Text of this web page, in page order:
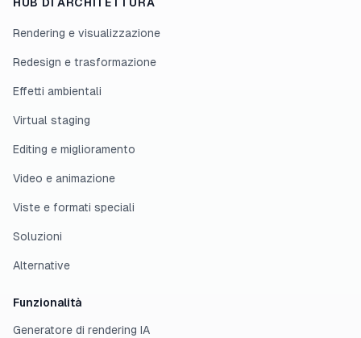
Rendering e visualizzazione
Redesign e trasformazione
Effetti ambientali
Virtual staging
Editing e miglioramento
Video e animazione
Viste e formati speciali
Soluzioni
Alternative
Funzionalità
Generatore di rendering IA